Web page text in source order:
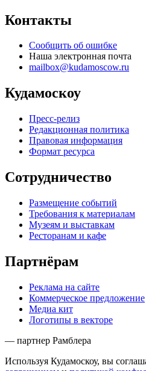
Контакты
Сообщить об ошибке
Наша электронная почта
mailbox@kudamoscow.ru
Кудамоскоу
Пресс-релиз
Редакционная политика
Правовая информация
Формат ресурса
Сотрудничество
Размещение событий
Требования к материалам
Музеям и выставкам
Ресторанам и кафе
Партнёрам
Реклама на сайте
Коммерческое предложение
Медиа кит
Логотипы в векторе
— партнер Рамблера
Используя Кудамоскоу, вы